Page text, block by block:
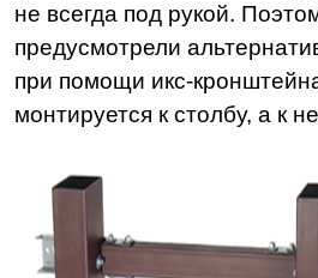
не всегда под рукой.
предусмотрели
при помощи икс-
монтируется к столбу, а к